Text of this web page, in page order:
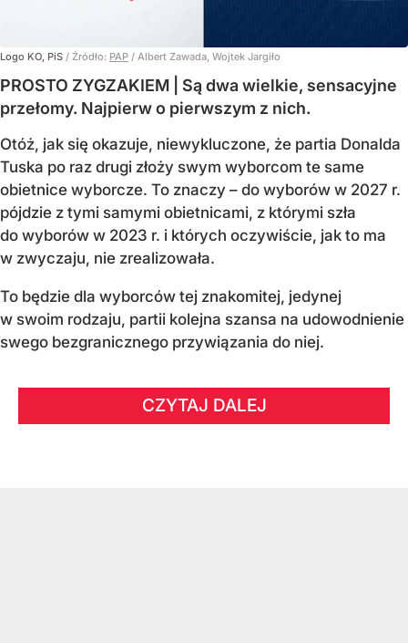
Logo KO, PiS / Źródło: PAP / Albert Zawada, Wojtek Jargiło
PROSTO ZYGZAKIEM | Są dwa wielkie, sensacyjne
przełomy. Najpierw o pierwszym z nich.
Otóż, jak się okazuje, niewykluczone, że partia Donalda
Tuska po raz drugi złoży swym wyborcom te same
obietnice wyborcze. To znaczy – do wyborów w 2027 r.
pójdzie z tymi samymi obietnicami, z którymi szła
do wyborów w 2023 r. i których oczywiście, jak to ma
w zwyczaju, nie zrealizowała.
To będzie dla wyborców tej znakomitej, jedynej
w swoim rodzaju, partii kolejna szansa na udowodnienie
swego bezgranicznego przywiązania do niej.
CZYTAJ DALEJ